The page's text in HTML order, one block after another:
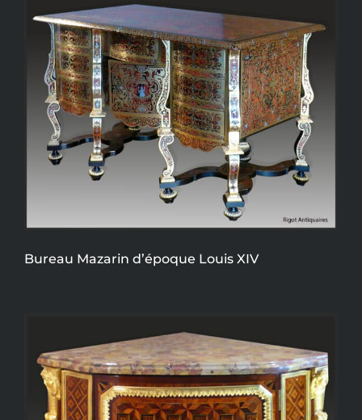
Bureau Mazarin d’époque Louis XIV